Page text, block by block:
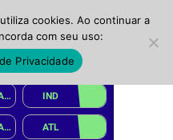
cookies. Ao continuar a
com seu uso:
Privacidade